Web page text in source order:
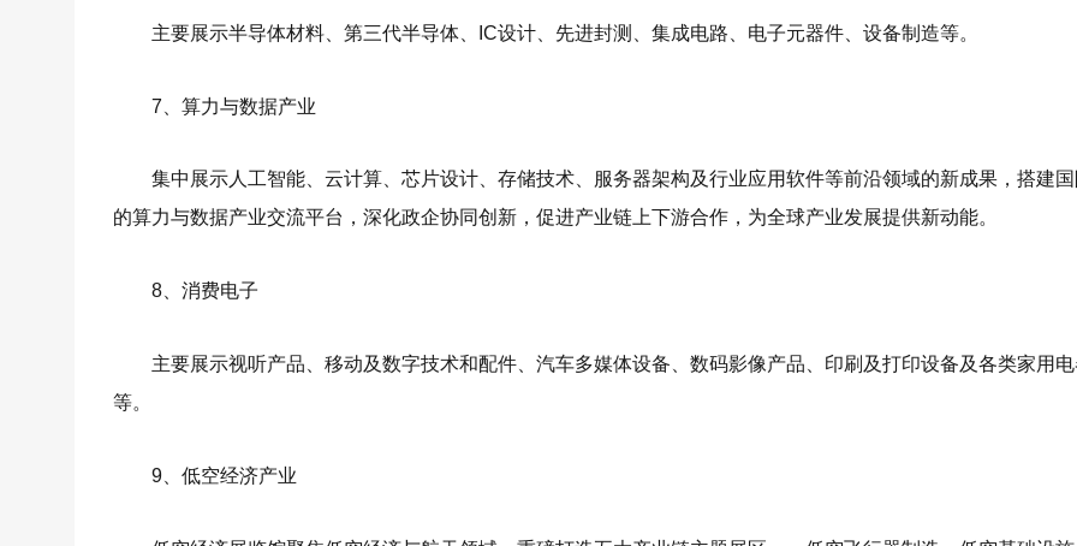
主要展示半导体材料、第三代半导体、IC设计、先进封测、集成电路、电子元器件、设备制造等。
7、算力与数据产业
集中展示人工智能、云计算、芯片设计、存储技术、服务器架构及行业应用软件等前沿领域的新成果，搭建
的算力与数据产业交流平台，深化政企协同创新，促进产业链上下游合作，为全球产业发展提供新动能。
8、消费电子
主要展示视听产品、移动及数字技术和配件、汽车多媒体设备、数码影像产品、印刷及打印设备及各类家用
等。
9、低空经济产业